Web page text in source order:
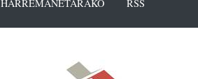
HARREMANETARAKO RSS